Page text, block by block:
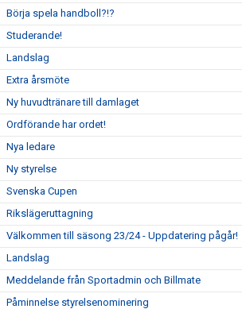
Börja spela handboll?!?
Studerande!
Landslag
Extra årsmöte
Ny huvudtränare till damlaget
Ordförande har ordet!
Nya ledare
Ny styrelse
Svenska Cupen
Rikslägeruttagning
Välkommen till säsong 23/24 - Uppdatering pågår!
Landslag
Meddelande från Sportadmin och Billmate
Påminnelse styrelsenominering